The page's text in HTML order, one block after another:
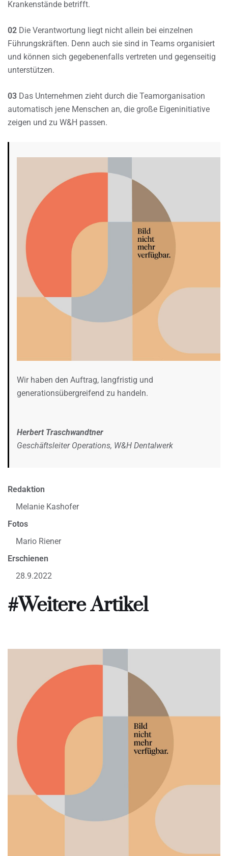
Krankenstände betrifft.
02 Die Verantwortung liegt nicht allein bei einzelnen
Führungskräften. Denn auch sie sind in Teams organisiert
und können sich gegebenenfalls vertreten und gegenseitig
unterstützen.
03 Das Unternehmen zieht durch die Teamorganisation
automatisch jene Menschen an, die große Eigeninitiative
zeigen und zu W&H passen.
Wir haben den Auftrag, langfristig und
generationsübergreifend zu handeln.
Herbert Traschwandtner
Geschäftsleiter Operations, W&H Dentalwerk
Redaktion
Melanie Kashofer
Fotos
Mario Riener
Erschienen
28.9.2022
#Weitere Artikel